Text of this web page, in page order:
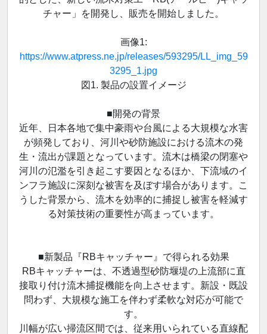
チャー」を開発し、販売を開始しました。
画像1:
https://www.atpress.ne.jp/releases/593295/LL_img_59
3295_1.jpg
図1. 製品の設置イメージ
■開発の背景
近年、日本各地で集中豪雨や台風による大規模な水害
が頻発しており、河川や砂防施設における流木の発
生・流出が課題となっています。流木は橋梁の閉塞や
河川の氾濫を引き起こす要因となるほか、下流域のイ
ンフラ施設に深刻な被害を及ぼす場合があります。こ
うした背景から、流木を効率的に捕捉し被害を軽減す
る対策技術の重要性が高まっています。
■新製品『RBキャッチャー』で得られる効果
RBキャッチャーは、不透過型砂防堰堤の上流部に直
接取り付け流木捕捉機能を向上させます。新設・既設
問わず、大規模な施工を伴わず柔軟な対応が可能で
す。
川幅が広い掃流区間では、従来用いられている直線配